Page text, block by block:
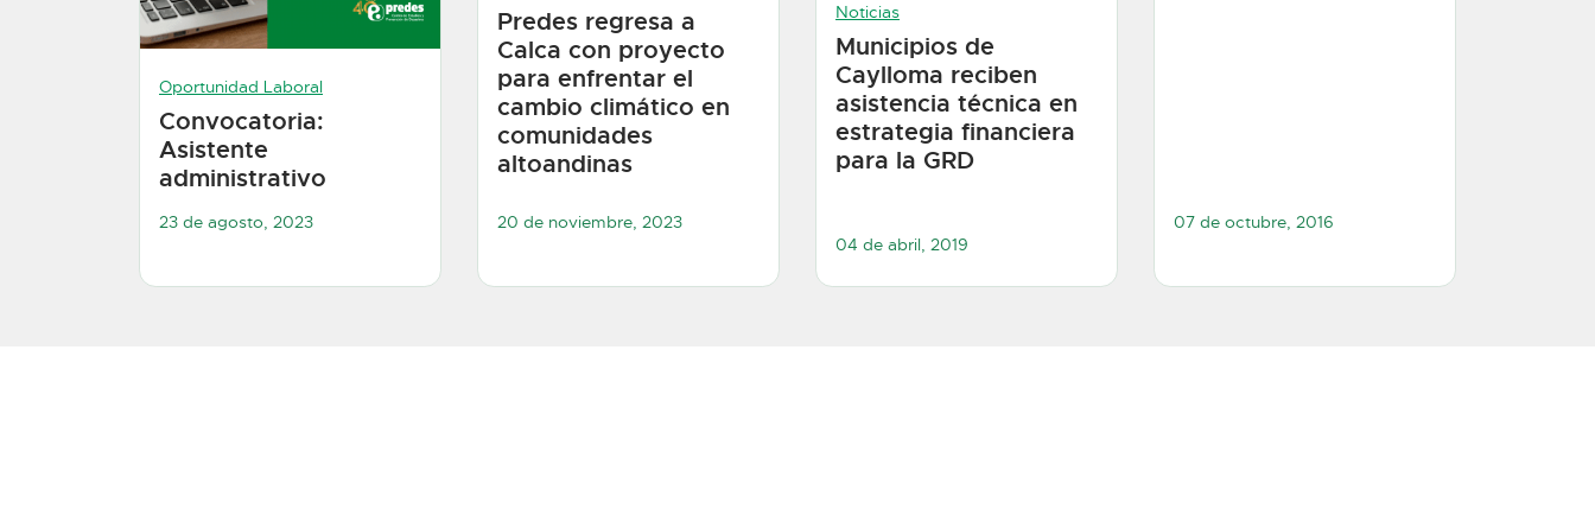
Oportunidad Laboral
Convocatoria:
Asistente
administrativo
23 de agosto, 2023
Predes regresa a
Calca con proyecto
para enfrentar el
cambio climático en
comunidades
altoandinas
20 de noviembre, 2023
Noticias
Municipios de
Caylloma reciben
asistencia técnica en
estrategia financiera
para la GRD
04 de abril, 2019
07 de octubre, 2016